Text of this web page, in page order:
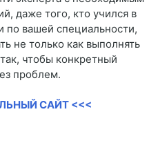
даже того, кто учился в
по вашей специальности,
не только как выполнять
чтобы конкретный
проблем.
САЙТ <<<